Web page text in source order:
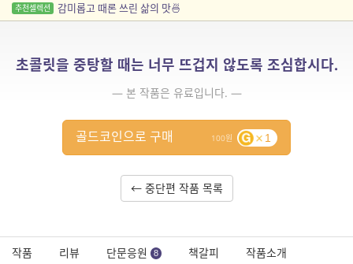
추천셀렉션 감미롭고 때론 쓰린 삶의 맛🍜
초콜릿을 중탕할 때는 너무 뜨겁지 않도록 조심합시다.
— 본 작품은 유료입니다. —
100 1
골드코인으로 구매
← 중단편 작품 목록
작품 리뷰 단문응원 8 책갈피 작품소개